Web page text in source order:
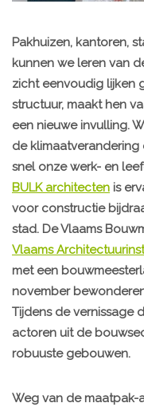
Pakhuizen, kantoren,
kunnen we leren van
zicht eenvoudig lijken
structuur, maakt hen
een nieuwe invulling.
de
snel onze werk- en
BULK architecten is
voor constructie
stad. De Vlaams
Vlaams
met een
november
Tijdens de vernissage
actoren uit de
robuuste gebouwen.
Weg van de maatpak-